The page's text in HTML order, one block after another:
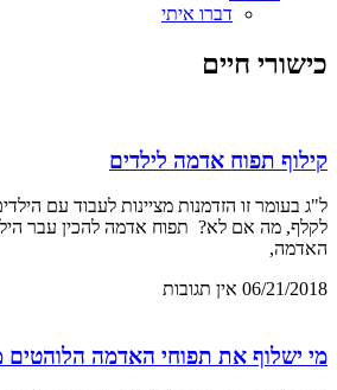
דברו איתי
כישורי חיים
קילוף תפוח אדמה לילדים
ל"ג בעומר זו הזדמנות מציינות לעבוד עם
לקלף, מה אם לא? תפוח אדמה להכין עבר
האדמה,
06/21/2018 אין תגובות
מי ישלוף את תפוחי האדמה הלוהטים